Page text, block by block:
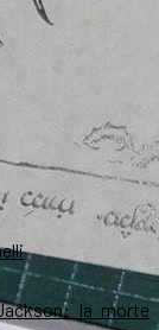
la morte